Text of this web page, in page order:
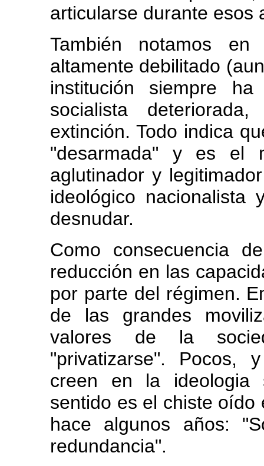
articularse durante esos
También notamos
altamente debilitado
institución siempre
socialista
extinción. Todo indica
"desarmada" y es el
aglutinador y
ideológico nacionalista
desnudar.
Como consecuencia
reducción en las
por parte del régimen.
de las grandes
valores de la
"privatizarse". Pocos,
creen en la ideologia
sentido es el chiste oído
hace algunos años:
redundancia".